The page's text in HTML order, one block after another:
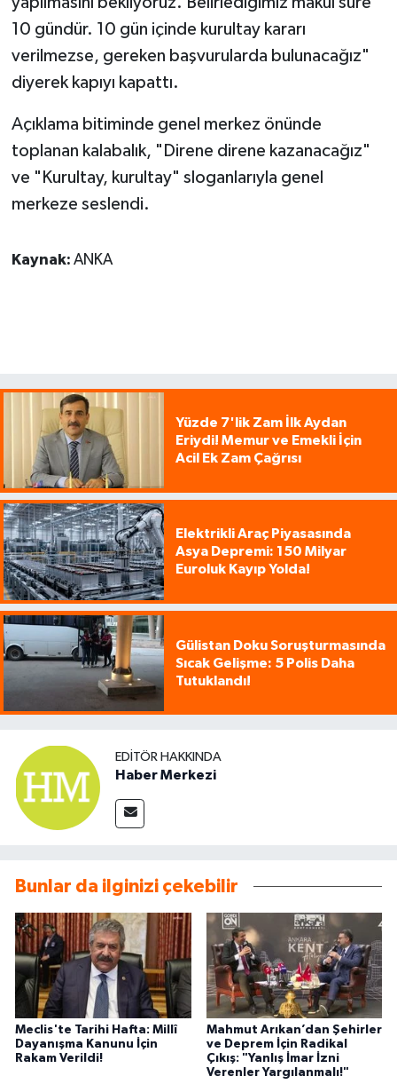
10 gündür. 10 gün içinde kurultay kararı
verilmezse, gereken başvurularda bulunacağız"
diyerek kapıyı kapattı.
Açıklama bitiminde genel merkez önünde
toplanan kalabalık, "Direne direne kazanacağız"
ve "Kurultay, kurultay" sloganlarıyla genel
merkeze seslendi.
Kaynak: ANKA
Yüzde 7'lik Zam İlk Aydan
Eriydi! Memur ve Emekli İçin
Acil Ek Zam Çağrısı
Elektrikli Araç Piyasasında
Asya Depremi: 150 Milyar
Euroluk Kayıp Yolda!
Gülistan Doku Soruşturmasında
Sıcak Gelişme: 5 Polis Daha
Tutuklandı!
EDITÖR HAKKINDA
Haber Merkezi
Bunlar da ilginizi çekebilir
Meclis'te Tarihi Hafta: Millî
Dayanışma Kanunu İçin
Rakam Verildi!
Mahmut Arıkan’dan Şehirler
ve Deprem İçin Radikal
Çıkış: "Yanlış İmar İzni
Verenler Yargılanmalı!"